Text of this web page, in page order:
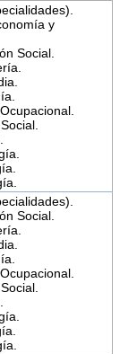
y
Social.
Social.